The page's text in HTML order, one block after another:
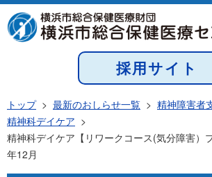
採用サイト
トップ> 最新のおしらせ一覧 > 精神障害者
精神科デイケア >
精神科デイケア【リワークコース(気分障害）
年12月